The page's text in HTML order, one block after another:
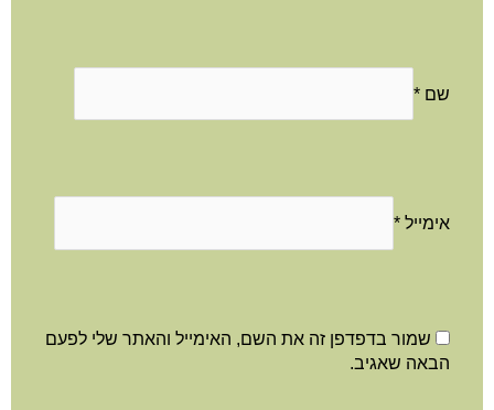
שם *
אימייל *
שמור בדפדפן זה את השם, האימייל והאתר שלי לפעם
הבאה שאגיב.